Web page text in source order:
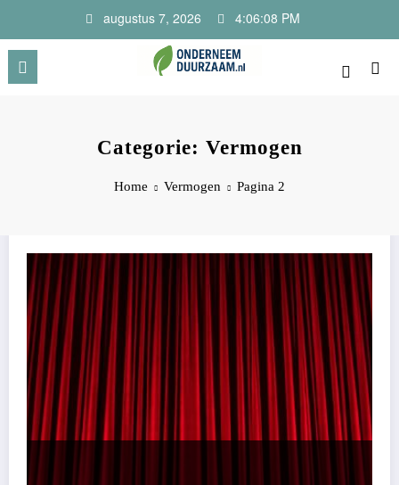
de
inhoud
augustus 7, 2026 4:06:08 PM
Categorie: Vermogen
Home Vermogen Pagina 2